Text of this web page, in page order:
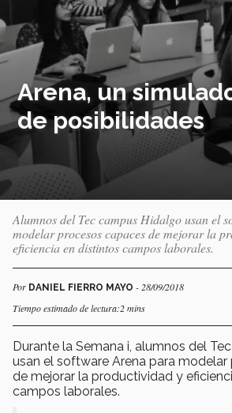
Arena, un
de posibilidades
Alumnos del Tec campus Hidalgo usan el
modelar procesos capaces de mejorar la
eficiencia en distintos campos laborales.
Por DANIEL FIERRO MAYO - 28/09/2018
Tiempo estimado de lectura:2 mins
Durante la Semana i, alumnos del
usan el software Arena para
de mejorar la productividad y
campos laborales.